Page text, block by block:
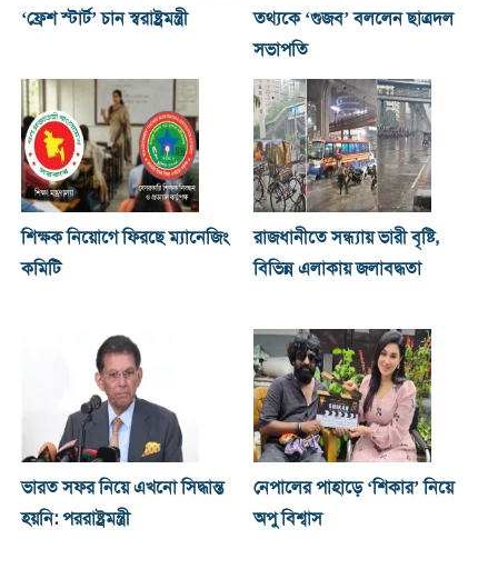
‘ফ্রেশ স্টার্ট’ চান স্বরাষ্ট্রমন্ত্রী
তথ্যকে ‘গুজব’ বললেন ছাত্রদল
সভাপতি
শিক্ষক নিয়োগে ফিরছে ম্যানেজিং
কমিটি
রাজধানীতে সন্ধ্যায় ভারী বৃষ্টি,
বিভিন্ন এলাকায় জলাবদ্ধতা
ভারত সফর নিয়ে এখনো সিদ্ধান্ত
হয়নি: পররাষ্ট্রমন্ত্রী
নেপালের পাহাড়ে ‘শিকার’ নিয়ে
অপু বিশ্বাস